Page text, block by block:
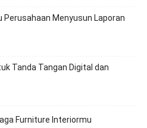
Menyusun Laporan
Tanda Tangan Digital dan
Furniture Interiormu